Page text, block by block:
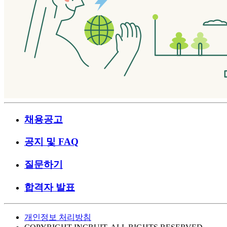
채용공고
공지 및 FAQ
질문하기
합격자 발표
개인정보 처리방침